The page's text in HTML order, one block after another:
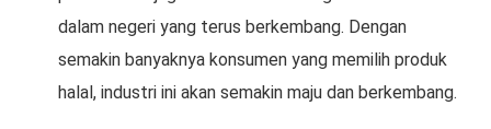
dalam negeri yang terus berkembang. Dengan
semakin banyaknya konsumen yang memilih produk
halal, industri ini akan semakin maju dan berkembang.